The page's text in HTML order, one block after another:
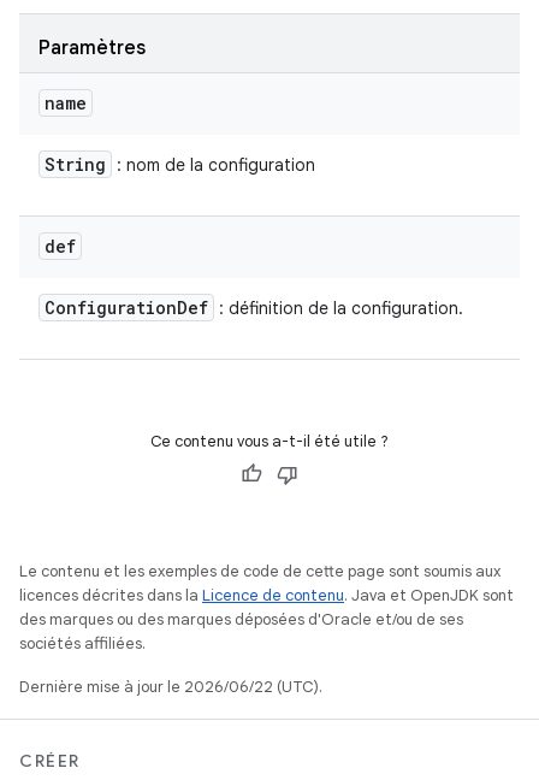
Paramètres
name
String : nom de la configuration
def
ConfigurationDef : définition de la configuration.
Ce contenu vous a-t-il été utile ?
Le contenu et les exemples de code de cette page sont soumis aux
licences décrites dans la Licence de contenu. Java et OpenJDK sont
des marques ou des marques déposées d'Oracle et/ou de ses
sociétés affiliées.
Dernière mise à jour le 2026/06/22 (UTC).
CRÉER